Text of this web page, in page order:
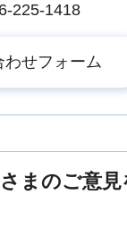
225-1418
まのご意